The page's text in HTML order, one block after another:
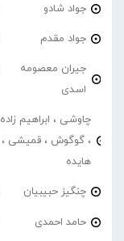
جواد شادو
جواد مقدم
جیران معصومه
اسدی
چاوشی ، ابراهیم زاده
، گوگوش ، قمیشی ،
هایده
چنگیز حبیبیان
حامد احمدی